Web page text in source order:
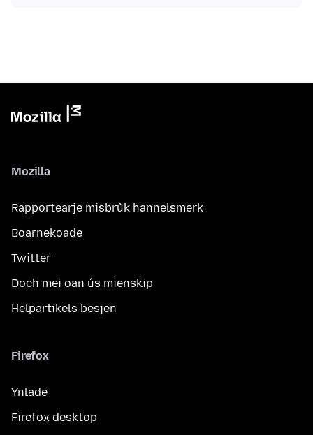
Mozilla
Rapportearje misbrûk hannelsmerk
Boarnekoade
Twitter
Doch mei oan ús mienskip
Helpartikels besjen
Firefox
Ynlade
Firefox desktop